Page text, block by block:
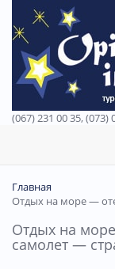
(067) 231 00 35, (073)
Главная
Отдых на море —
Отдых на
самолет —